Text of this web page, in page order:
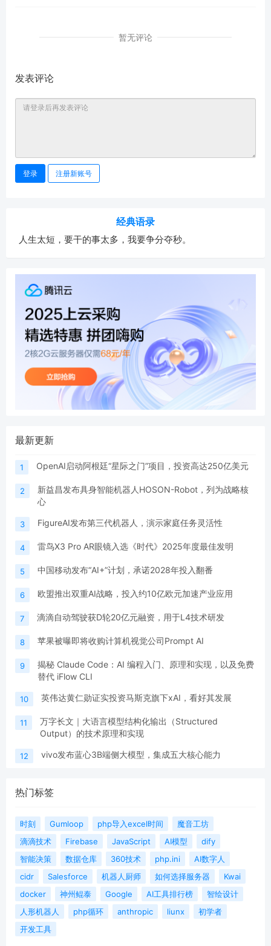
暂无评论
发表评论
登录 注册新账号
经典语录
人生太短，要干的事太多，我要争分夺秒。
最新更新
1 OpenAI启动阿根廷“星际之门”项目，投资高达250亿美元
2
新益昌发布具身智能机器人HOSON-Robot，列为战略核
心
3 FigureAI发布第三代机器人，演示家庭任务灵活性
4 雷鸟X3 Pro AR眼镜入选《时代》2025年度最佳发明
5 中国移动发布“AI+”计划，承诺2028年投入翻番
6 欧盟推出双重AI战略，投入约10亿欧元加速产业应用
7 滴滴自动驾驶获D轮20亿元融资，用于L4技术研发
8 苹果被曝即将收购计算机视觉公司Prompt AI
9
揭秘 Claude Code：AI 编程入门、原理和实现，以及免费
替代 iFlow CLI
10 英伟达黄仁勋证实投资马斯克旗下xAI，看好其发展
11
万字长文｜大语言模型结构化输出（Structured
Output）的技术原理和实现
12 vivo发布蓝心3B端侧大模型，集成五大核心能力
热门标签
时刻 Gumloop php导入excel时间
魔音工坊
滴滴技术
Firebase JavaScript AI模型
dify
智能决策
数据仓库 360技术 php.ini
AI数字人
cidr
Salesforce 机器人厨师 如何选择服务器
Kwai
docker
神州鲲泰 Google AI工具排行榜
智绘设计
人形机器人
php循环 anthropic liunx
初学者
开发工具